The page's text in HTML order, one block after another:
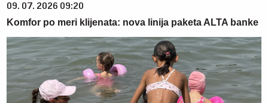
09. 07. 2026 09:20
Komfor po meri klijenata: nova linija paketa ALTA banke